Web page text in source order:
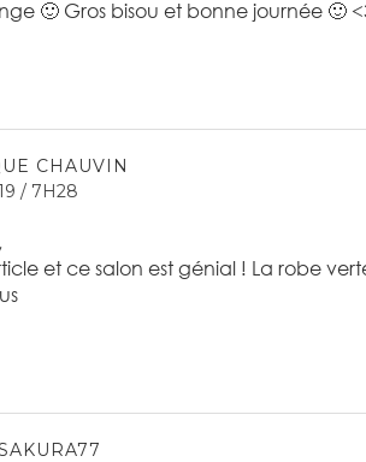
🙂 Gros bisou et bonne journée 🙂
CHAUVIN
/ 7H28
et ce salon est génial ! La robe